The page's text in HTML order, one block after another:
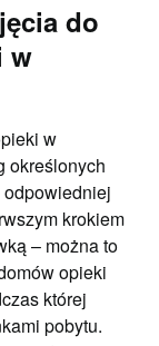
do
w
w
określonych
krokiem
– można to
opieki
której
pobytu.